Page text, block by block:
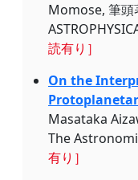
Momose, 筆頭
読有り］
On the
Masataka
The
有り］